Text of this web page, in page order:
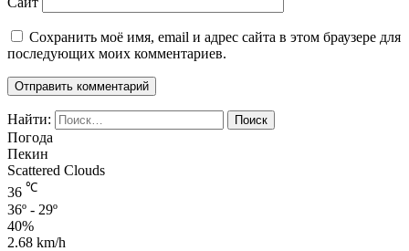
Сохранить моё имя, email и адрес сайта в этом браузере для
последующих моих комментариев.
Найти:
Погода
Пекин
Scattered Clouds
36 ℃
36º - 29º
40%
2.68 km/h